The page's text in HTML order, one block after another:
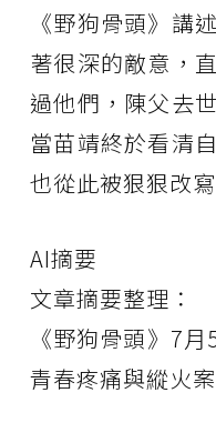
《野狗骨頭》講
著很深的敵意，
過他們，陳父去
當苗靖終於看清
也從此被狠狠改寫
AI摘要
文章摘要整理：
《野狗骨頭》7
青春疼痛與縱火